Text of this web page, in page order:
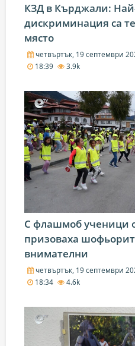
КЗД в Кърджали:
дискриминация са
място
четвъртък, 19 септември
18:39
3.9k
С флашмоб ученици
призоваха
внимателни
четвъртък, 19 септември
18:34
4.6k